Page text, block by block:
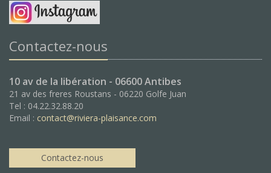
Contactez-nous
10 av de la libération - 06600 Antibes
21 av des freres Roustans - 06220 Golfe Juan
Tel : 04.22.32.88.20
Email : contact@riviera-plaisance.com
Contactez-nous